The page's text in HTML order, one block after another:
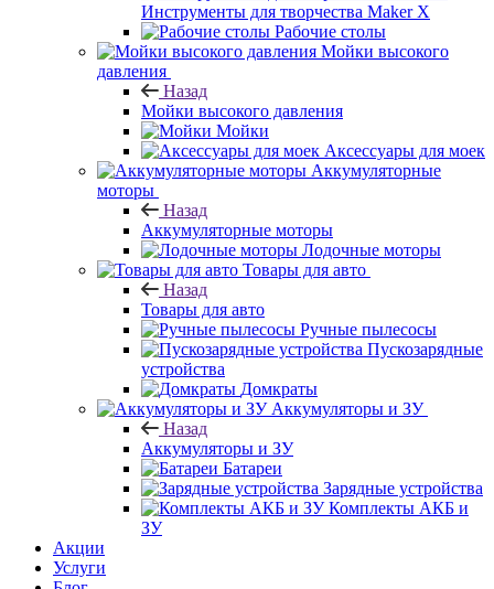
Инструменты для творчества Maker X
Рабочие столы
Мойки высокого
давления
Назад
Мойки высокого давления
Мойки
Аксессуары для моек
Аккумуляторные
моторы
Назад
Аккумуляторные моторы
Лодочные моторы
Товары для авто
Назад
Товары для авто
Ручные пылесосы
Пускозарядные
устройства
Домкраты
Аккумуляторы и ЗУ
Назад
Аккумуляторы и ЗУ
Батареи
Зарядные устройства
Комплекты АКБ и
ЗУ
Акции
Услуги